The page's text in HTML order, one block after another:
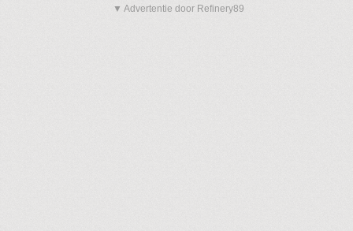
▼ Advertentie door Refinery89